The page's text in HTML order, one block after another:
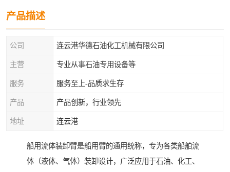
产品描述
公司 连云港华德石油化工机械有限公司
主营 专业从事石油专用设备等
服务 服务至上-品质求生存
产品 产品创新，行业领先
地址 连云港
船用流体装卸臂是船用臂的通用统称，专为各类船舶流
体（液体、气体）装卸设计，广泛应用于石油、化工、